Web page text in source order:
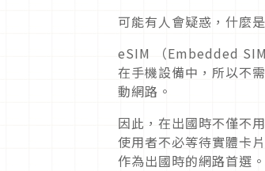
可能有人會疑惑，什麼
eSIM （Embedded
在手機設備中，所以不
動網路。
因此，在出國時不僅不
使用者不必等待實體卡
作為出國時的網路首選。